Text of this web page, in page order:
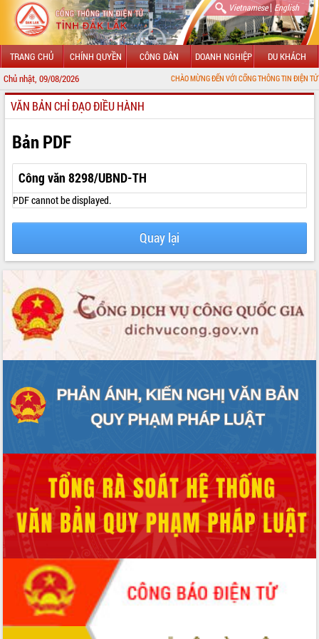
Vietnamese| English
TRANG CHỦ CHÍNH QUYỀN CÔNG DÂN DOANH NGHIỆP DU KHÁCH
Chủ nhật, 09/08/2026 CHÀO MỪNG ĐẾN VỚI CỔNG THÔNG TIN ĐIỆN TỬ TỈNH ĐẮK
GIỚI THIỆU
LÃNH ĐẠO UBND TỈNH
TIN TỨC SỰ KIỆN
SỞ, BAN, NGÀNH
UBND CÁC XÃ, PHƯỜNG
THÔNG TIN CHỈ ĐẠO ĐIỀU HÀNH
VĂN BẢN HĐND TỈNH
ĐIỂM TIN VĂN BẢN
VĂN BẢN CHỈ ĐẠO ĐIỀU HÀNH
Bản PDF
Công văn 8298/UBND-TH
PDF cannot be displayed.
Quay lại